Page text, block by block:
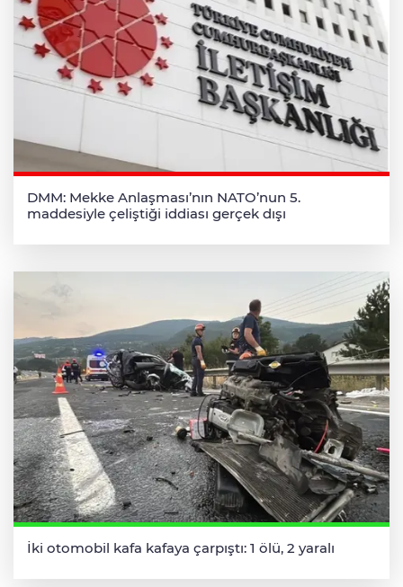
DMM: Mekke Anlaşması’nın NATO’nun 5.
maddesiyle çeliştiği iddiası gerçek dışı
İki otomobil kafa kafaya çarpıştı: 1 ölü, 2 yaralı